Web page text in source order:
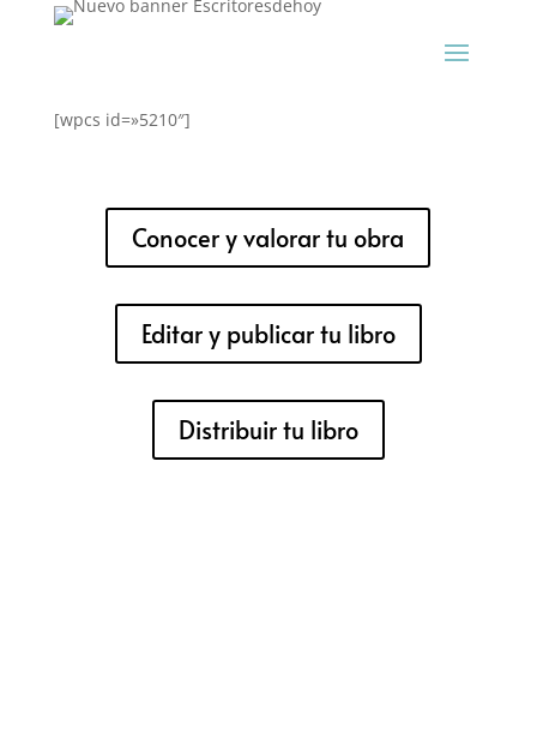
[wpcs id=»5210″]
Conocer y valorar tu obra
Editar y publicar tu libro
Distribuir tu libro